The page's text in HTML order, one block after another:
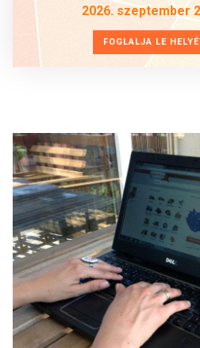
2026. szeptember
FOGLALJA LE